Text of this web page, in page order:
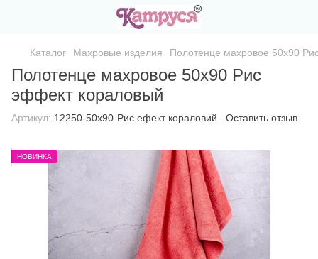
Каталог Махровые изделия Полотенце махровое 50х90
Полотенце махровое 50х90 Рис
эффект кораловый
Артикул: 12250-50х90-Рис ефект кораловий Оставить отзыв
НОВИНКА